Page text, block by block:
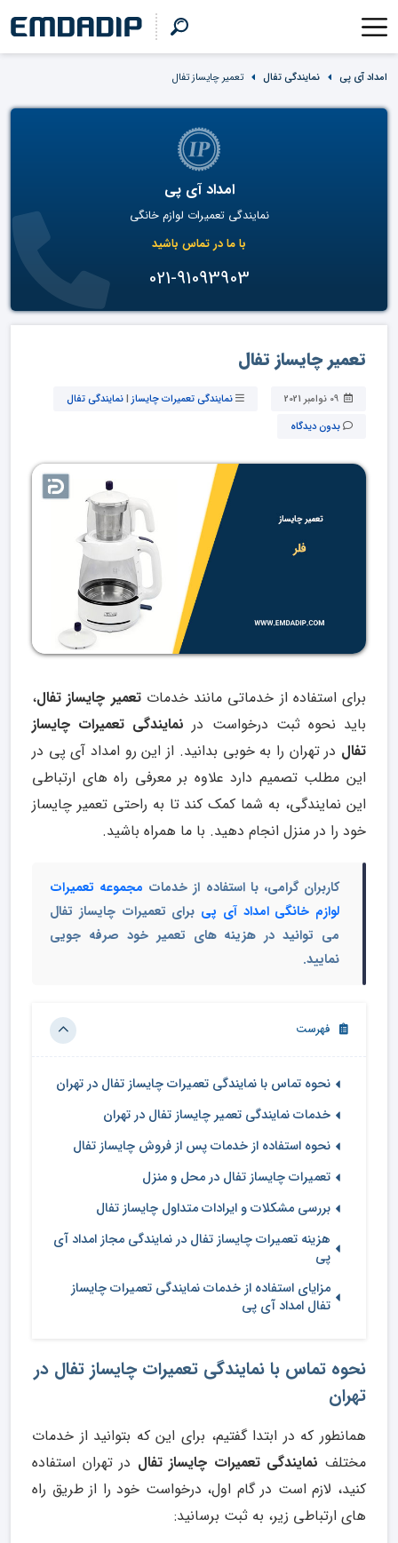
امداد آی پی نمایندگی تفال تعمیر چایساز تفال
امداد آی پی
نمایندگی تعمیرات لوازم خانگی
با ما در تماس باشید
021-91093903
تعمیر چایساز تفال
نمایندگی تعمیرات چایساز |نمایندگی تفال
بدون دیدگاه
برای استفاده از خدماتی مانند خدماتتعمیر چایساز تفال،
باید نحوه ثبت درخواست در نمایندگی تعمیرات چایساز
تفال در تهران را به خوبی بدانید. از این رو امداد آی پی در
این مطلب تصمیم دارد علاوه بر معرفی راه های ارتباطی
این نمایندگی، به شما کمک کند تا به راحتی تعمیر چایساز
خود را در منزل انجام دهید. با ما همراه باشید.
کاربران گرامی، با استفاده از خدمات مجموعه تعمیرات
لوازم خانگی امداد آی پی برای تعمیرات چایساز تفال
می توانید در هزینه های تعمیر خود صرفه جویی
نمایید.
فهرست
نحوه تماس با نمایندگی تعمیرات چایساز تفال در تهران
خدمات نمایندگی تعمیر چایساز تفال در تهران
نحوه استفاده از خدمات پس از فروش چایساز تفال
تعمیرات چایساز تفال در محل و منزل
بررسی مشکلات و ایرادات متداول چایساز تفال
هزینه تعمیرات چایساز تفال در نمایندگی مجاز امداد آی
پی
مزایای استفاده از خدمات نمایندگی تعمیرات چایساز
تفال امداد آی پی
نحوه تماس با نمایندگی تعمیرات چایساز تفال در
تهران
همانطور که در ابتدا گفتیم، برای این که بتوانید از خدمات
مختلفنمایندگی تعمیرات چایساز تفال در تهران استفاده
کنید، لازم است در گام اول، درخواست خود را از طریق راه
های ارتباطی زیر، به ثبت برسانید: